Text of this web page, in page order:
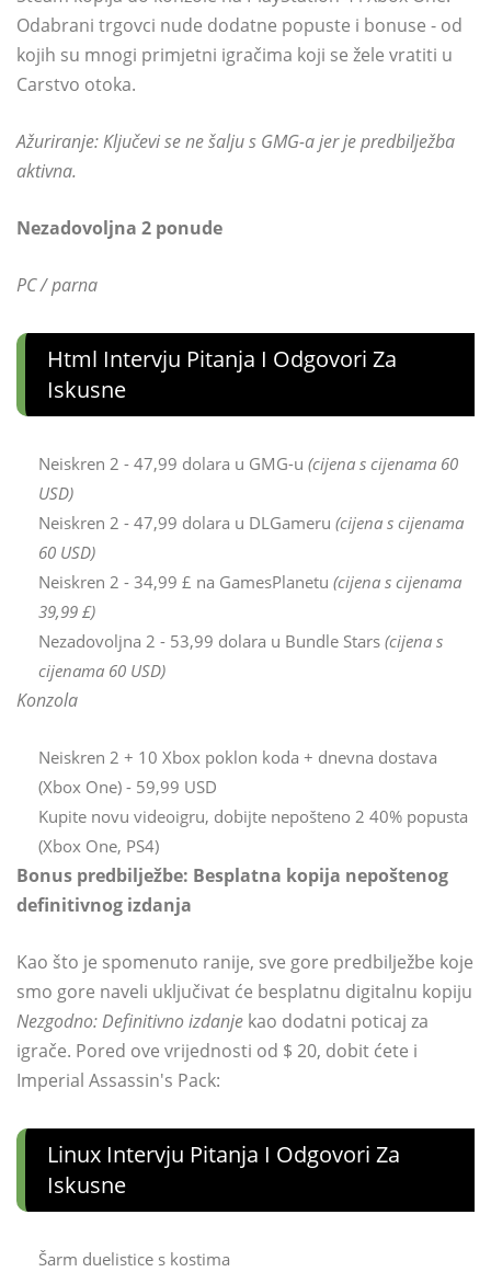
Odabrani trgovci nude dodatne popuste i bonuse - od
kojih su mnogi primjetni igračima koji se žele vratiti u
Carstvo otoka.
Ažuriranje: Ključevi se ne šalju s GMG-a jer je predbilježba
aktivna.
Nezadovoljna 2 ponude
PC / parna
Html Intervju Pitanja I Odgovori Za
Iskusne
Neiskren 2 - 47,99 dolara u GMG-u (cijena s cijenama 60
USD)
Neiskren 2 - 47,99 dolara u DLGameru (cijena s cijenama
60 USD)
Neiskren 2 - 34,99 £ na GamesPlanetu (cijena s cijenama
39,99 £)
Nezadovoljna 2 - 53,99 dolara u Bundle Stars (cijena s
cijenama 60 USD)
Konzola
Neiskren 2 + 10 Xbox poklon koda + dnevna dostava
(Xbox One) - 59,99 USD
Kupite novu videoigru, dobijte nepošteno 2 40% popusta
(Xbox One, PS4)
Bonus predbilježbe: Besplatna kopija nepoštenog
definitivnog izdanja
Kao što je spomenuto ranije, sve gore predbilježbe koje
smo gore naveli uključivat će besplatnu digitalnu kopiju
Nezgodno: Definitivno izdanje kao dodatni poticaj za
igrače. Pored ove vrijednosti od $ 20, dobit ćete i
Imperial Assassin's Pack:
Linux Intervju Pitanja I Odgovori Za
Iskusne
Šarm duelistice s kostima